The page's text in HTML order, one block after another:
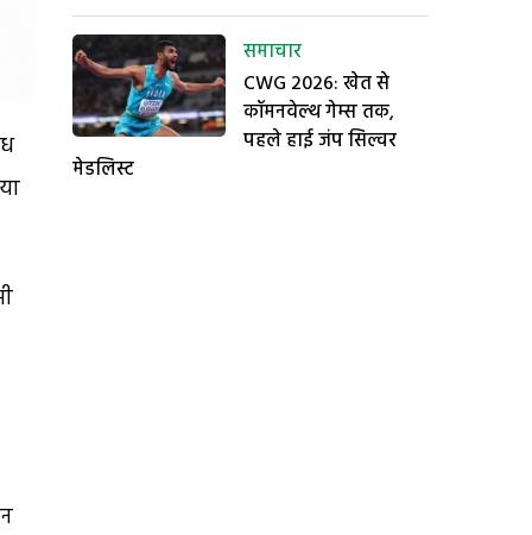
समाचार
CWG 2026: खेत से
कॉमनवेल्थ गेम्स तक,
पहले हाई जंप सिल्वर
मेडलिस्ट